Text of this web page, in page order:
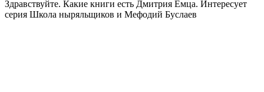
Здравствуйте. Какие книги есть Дмитрия Емца. Интересует
серия Школа ныряльщиков и Мефодий Буслаев